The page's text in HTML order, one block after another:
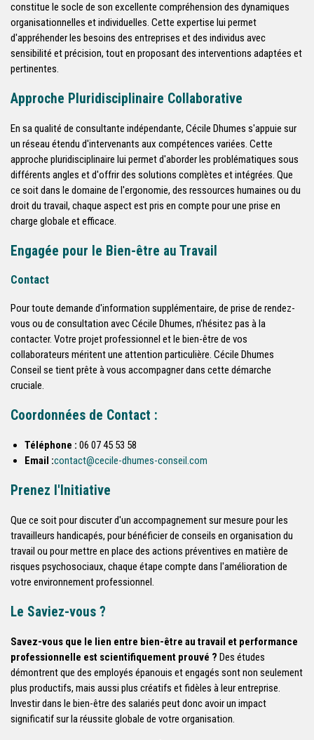
constitue le socle de son excellente compréhension des dynamiques
organisationnelles et individuelles. Cette expertise lui permet
d'appréhender les besoins des entreprises et des individus avec
sensibilité et précision, tout en proposant des interventions adaptées et
pertinentes.
Approche Pluridisciplinaire Collaborative
En sa qualité de consultante indépendante, Cécile Dhumes s'appuie sur
un réseau étendu d'intervenants aux compétences variées. Cette
approche pluridisciplinaire lui permet d'aborder les problématiques sous
différents angles et d'offrir des solutions complètes et intégrées. Que
ce soit dans le domaine de l'ergonomie, des ressources humaines ou du
droit du travail, chaque aspect est pris en compte pour une prise en
charge globale et efficace.
Engagée pour le Bien-être au Travail
Contact
Pour toute demande d'information supplémentaire, de prise de rendez-
vous ou de consultation avec Cécile Dhumes, n'hésitez pas à la
contacter. Votre projet professionnel et le bien-être de vos
collaborateurs méritent une attention particulière. Cécile Dhumes
Conseil se tient prête à vous accompagner dans cette démarche
cruciale.
Coordonnées de Contact :
Téléphone : 06 07 45 53 58
Email :contact@cecile-dhumes-conseil.com
Prenez l'Initiative
Que ce soit pour discuter d'un accompagnement sur mesure pour les
travailleurs handicapés, pour bénéficier de conseils en organisation du
travail ou pour mettre en place des actions préventives en matière de
risques psychosociaux, chaque étape compte dans l'amélioration de
votre environnement professionnel.
Le Saviez-vous ?
Savez-vous que le lien entre bien-être au travail et performance
professionnelle est scientifiquement prouvé ? Des études
démontrent que des employés épanouis et engagés sont non seulement
plus productifs, mais aussi plus créatifs et fidèles à leur entreprise.
Investir dans le bien-être des salariés peut donc avoir un impact
significatif sur la réussite globale de votre organisation.